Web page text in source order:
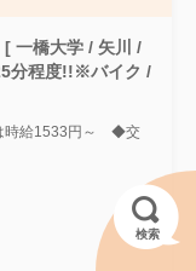
[ 一橋大学 / 矢川 /
分程度!!※バイク /
時給1533円～ ◆交
検索